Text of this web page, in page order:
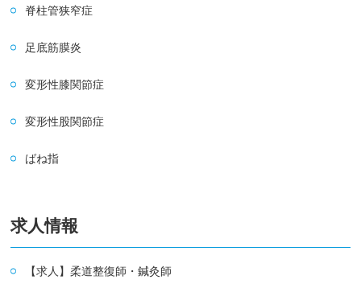
脊柱管狭窄症
足底筋膜炎
変形性膝関節症
変形性股関節症
ばね指
求人情報
【求人】柔道整復師・鍼灸師